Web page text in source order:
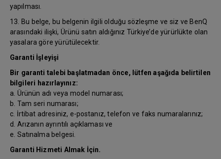
yapılması.
13. Bu belge, bu belgenin ilgili olduğu sözleşme ve siz ve BenQ
arasındaki ilişki, Ürünü satın aldığınız Türkiye’de yürürlükte olan
yasalara göre yürütülecektir.
Garanti İşleyişi
Bir garanti talebi başlatmadan önce, lütfen aşağıda belirtilen
bilgileri hazırlayınız:
a. Ürünün adı veya model numarası;
b. Tam seri numarası;
c. İrtibat adresiniz, e-postanız, telefon ve faks numaralarınız;
d. Arızanın ayrıntılı açıklaması ve
e. Satınalma belgesi.
Garanti Hizmeti Almak İçin.